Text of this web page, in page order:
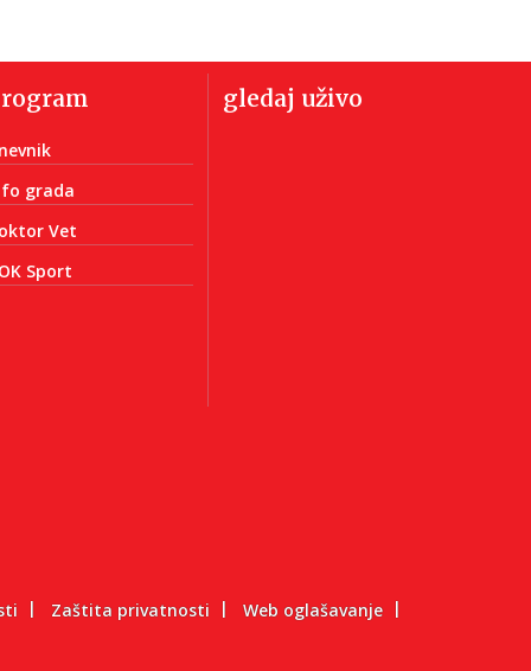
grada
Vet
Sport
gledaj uživo
Zaštita privatnosti Web oglašavanje